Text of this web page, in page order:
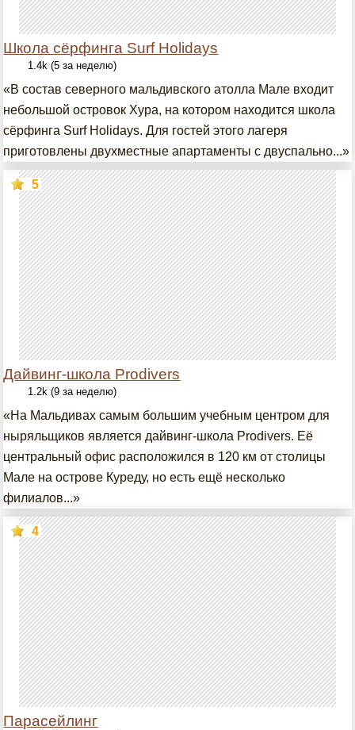
Школа сёрфинга Surf Holidays
1.4k (5 за неделю)
«В состав северного мальдивского атолла Мале входит
небольшой островок Хура, на котором находится школа
сёрфинга Surf Holidays. Для гостей этого лагеря
приготовлены двухместные апартаменты с двуспально...»
Дайвинг-школа Prodivers
5
1.2k (9 за неделю)
«На Мальдивах самым большим учебным центром для
ныряльщиков является дайвинг-школа Prodivers. Её
центральный офис расположился в 120 км от столицы
Мале на острове Куреду, но есть ещё несколько
филиалов...»
Парасейлинг
4